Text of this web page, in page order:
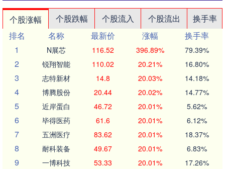
个股涨幅 个股跌幅 个股流入 个股流出
换手率
排名
名称 最新价 涨幅
换手率
1
N展芯 116.52 396.89% 79.39%
2 锐翔智能 110.02 20.21% 16.80%
3 志特新材 14.8 20.03% 14.18%
4 博腾股份 20.44 20.02% 14.77%
5 近岸蛋白 46.72 20.01% 5.62%
6 毕得医药 61.6 20.01% 6.12%
7 五洲医疗 83.62 20.01% 18.37%
8 耐科装备 49.67 20.01% 6.83%
9 一博科技 53.33 20.01% 17.26%